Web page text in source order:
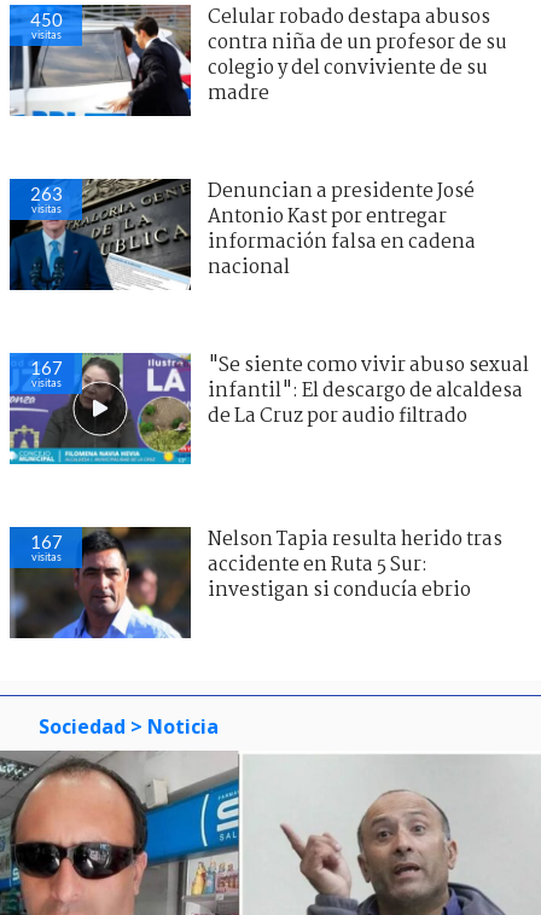
450
visitas
Celular robado destapa abusos
contra niña de un profesor de su
colegio y del conviviente de su
madre
263
visitas
Denuncian a presidente José
Antonio Kast por entregar
información falsa en cadena
nacional
167
visitas
"Se siente como vivir abuso sexual
infantil": El descargo de alcaldesa
de La Cruz por audio filtrado
167
visitas
Nelson Tapia resulta herido tras
accidente en Ruta 5 Sur:
investigan si conducía ebrio
Sociedad > Noticia